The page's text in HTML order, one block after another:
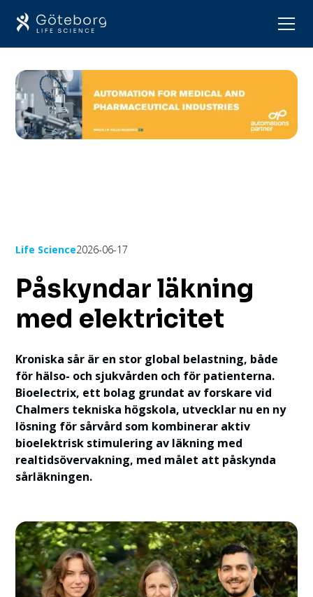
Life Science2026-06-17
Påskyndar läkning
med elektricitet
Kroniska sår är en stor global belastning, både
för hälso- och sjukvården och för patienterna.
Bioelectrix, ett bolag grundat av forskare vid
Chalmers tekniska högskola, utvecklar nu en ny
lösning för sårvård som kombinerar aktiv
bioelektrisk stimulering av läkning med
realtidsövervakning, med målet att påskynda
sårläkningen.